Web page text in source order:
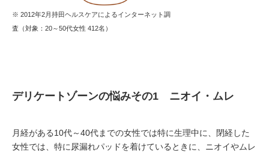
※ 2012年2月持田ヘルスケアによるインターネット調
査（対象：20～50代女性 412名）
デリケートゾーンの悩みその1 ニオイ・ムレ
月経がある10代～40代までの女性では特に生理中に、閉経した
女性では、特に尿漏れパッドを着けているときに、ニオイやムレ